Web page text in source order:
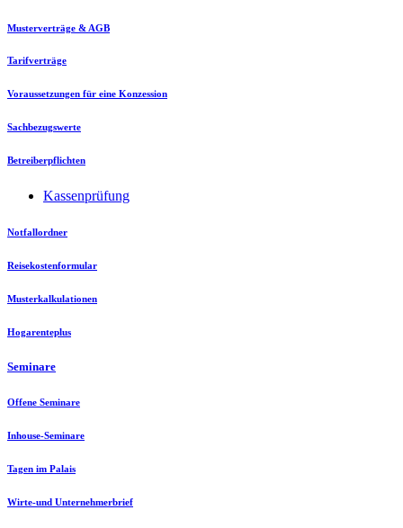
Musterverträge & AGB
Tarifverträge
Voraussetzungen für eine Konzession
Sachbezugswerte
Betreiberpflichten
Kassenprüfung
Notfallordner
Reisekostenformular
Musterkalkulationen
Hogarenteplus
Seminare
Offene Seminare
Inhouse-Seminare
Tagen im Palais
Wirte-und Unternehmerbrief